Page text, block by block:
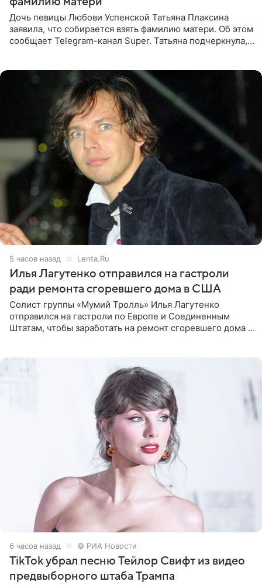
Дочь певицы Любови Успенской Татьяна Плаксина
заявила, что собирается взять фамилию матери. Об этом
сообщает Telegram-канал Super. Татьяна подчеркнула,
5 часов назад Lenta.Ru
Илья Лагутенко отправился на гастроли
ради ремонта сгоревшего дома в США
Солист группы «Мумий Тролль» Илья Лагутенко
отправился на гастроли по Европе и Соединенным
Штатам, чтобы заработать на ремонт сгоревшего дома в
6 часов назад © РИА Новости
TikTok убрал песню Тейлор Свифт из видео
предвыборного штаба Трампа